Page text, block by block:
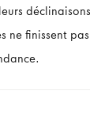
ne finissent